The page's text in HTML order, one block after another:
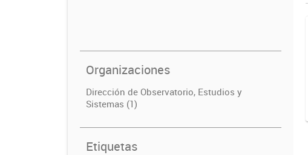
Organizaciones
Dirección de Observatorio, Estudios y
Sistemas (1)
Etiquetas